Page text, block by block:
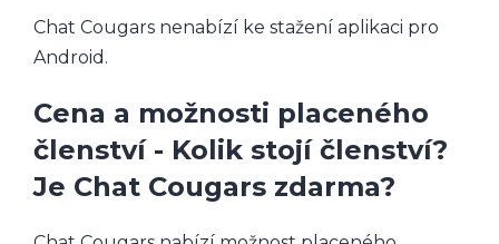
Chat Cougars nenabízí ke stažení aplikaci pro
Android.
Cena a možnosti placeného
členství - Kolik stojí členství?
Je Chat Cougars zdarma?